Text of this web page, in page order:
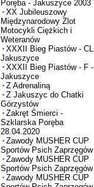
Poręba - Jakuszyce 2003
XX Jubileuszowy
Międzynarodowy Zlot
Motocykli Ciężkich i
Weteranów
XXXII Bieg Piastów - CL
Jakuszyce
XXXII Bieg Piastów - F -
Jakuszyce
Z Adrenaliną
Z Jakuszyc do Chatki
Górzystów
Zakręt Śmierci -
Szklarska Poręba
28.04.2020
Zawody MUSHER CUP
Sportów Psich Zaprzęgów
Zawody MUSHER CUP
Sportów Psich Zaprzęgów
Zawody MUSHER CUP